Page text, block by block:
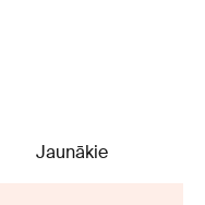
Jaunākie